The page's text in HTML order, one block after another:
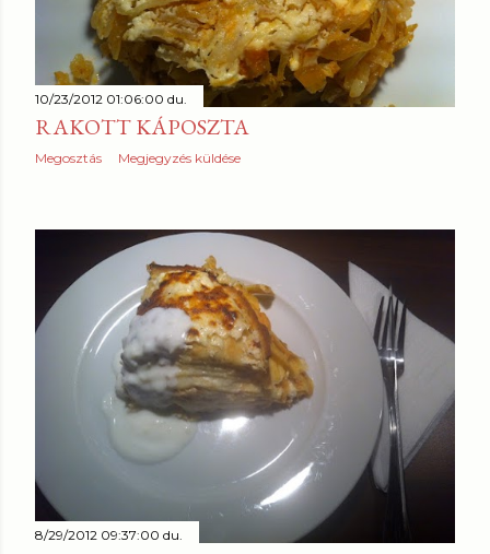
10/23/2012 01:06:00 du.
RAKOTT KÁPOSZTA
Megosztás Megjegyzés küldése
8/29/2012 09:37:00 du.